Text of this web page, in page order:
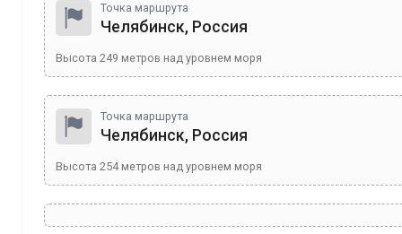
Точка маршрута
Челябинск, Россия
Высота 249 метров над уровнем моря
Точка маршрута
Челябинск, Россия
Высота 254метров над уровнем моря